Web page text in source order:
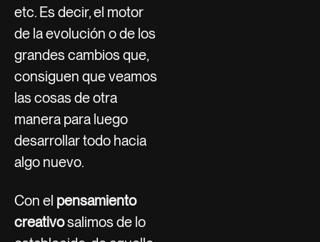
etc. Es decir, el motor
de la evolución o de los
grandes cambios que,
consiguen que veamos
las cosas de otra
manera para luego
desarrollar todo hacia
algo nuevo.
Con el pensamiento
creativosalimos de lo